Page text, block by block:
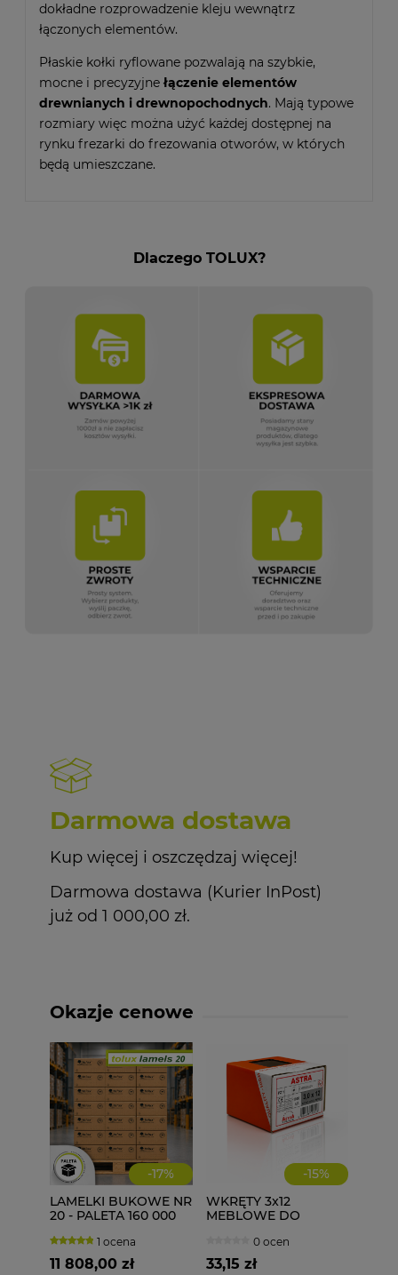
dokładne rozprowadzenie kleju wewnątrz
łączonych elementów.
Płaskie kołki ryflowane pozwalają na szybkie,
mocne i precyzyjne łączenie elementów
drewnianych i drewnopochodnych. Mają typowe
rozmiary więc można użyć każdej dostępnej na
rynku frezarki do frezowania otworów, w których
będą umieszczane.
Dlaczego TOLUX?
Darmowa dostawa
Kup więcej i oszczędzaj więcej!
Darmowa dostawa (Kurier InPost)
już od 1 000,00 zł.
Okazje cenowe
-17%
LAMELKI BUKOWE NR
20 - PALETA 160 000
1 ocena
11 808,00 zł
-15%
WKRĘTY 3x12
MEBLOWE DO
szt. ASTRA0 ocen
33,15 zł